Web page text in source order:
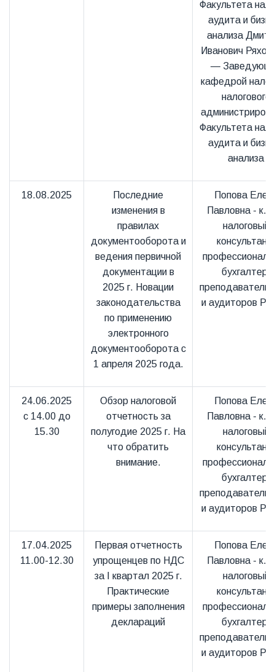
Факультета
аудита и
анализа
Иванович
—
кафедрой
налогового
Факультета
аудита и
анализа
18.08.2025
Последние
изменения в
правилах
документооборота и
ведения первичной
документации в
2025 г. Новации
законодательства
по применению
электронного
документооборота с
1 апреля 2025 года.
Попова
Павловна -
налоговый
консультант,
бухгалтер,
преподаватель
и аудиторов
24.06.2025
с 14.00 до
15.30
Обзор налоговой
отчетность за
полугодие 2025 г. На
что обратить
внимание.
Попова
Павловна -
налоговый
консультант,
бухгалтер,
преподаватель
и аудиторов
17.04.2025
11.00-12.30
Первая отчетность
упрощенцев по НДС
за I квартал 2025 г.
Практические
примеры заполнения
деклараций
Попова
Павловна -
налоговый
консультант,
бухгалтер,
преподаватель
и аудиторов